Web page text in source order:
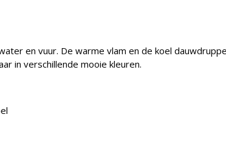
en vuur. De warme vlam en de koel
in verschillende mooie kleuren.